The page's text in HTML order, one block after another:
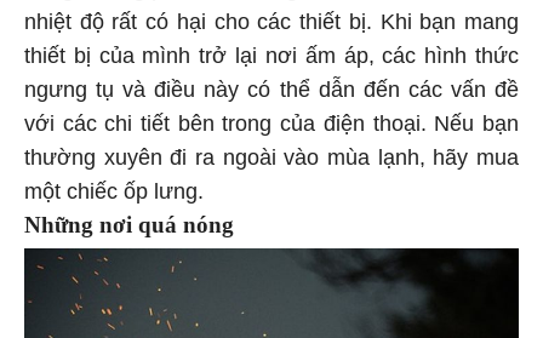
nhiệt độ rất có hại cho các thiết bị. Khi bạn mang
thiết bị của mình trở lại nơi ấm áp, các hình thức
ngưng tụ và điều này có thể dẫn đến các vấn đề
với các chi tiết bên trong của điện thoại. Nếu bạn
thường xuyên đi ra ngoài vào mùa lạnh, hãy mua
một chiếc ốp lưng.
Những nơi quá nóng